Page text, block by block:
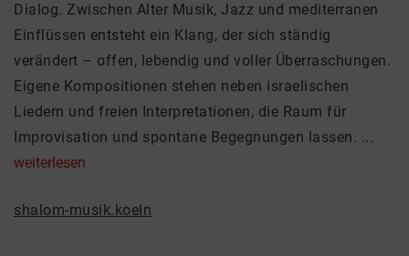
Dialog. Zwischen Alter Musik, Jazz und mediterranen
Einflüssen entsteht ein Klang, der sich ständig
verändert – offen, lebendig und voller Überraschungen.
Eigene Kompositionen stehen neben israelischen
Liedern und freien Interpretationen, die Raum für
Improvisation und spontane Begegnungen lassen. ...
weiterlesen
shalom-musik.koeln